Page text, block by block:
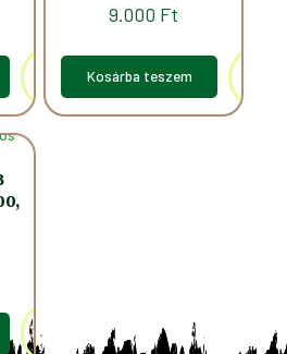
9.000 Ft
Kosárba teszem